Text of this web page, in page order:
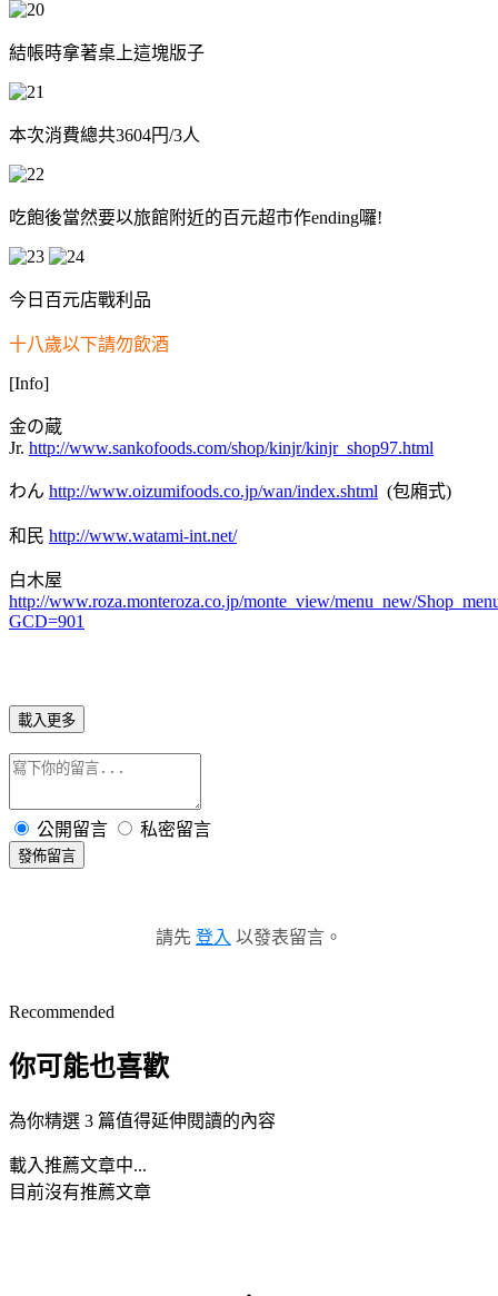
結帳時拿著桌上這塊版子
本次消費總共3604円/3人
吃飽後當然要以旅館附近的百元超市作ending囉!
今日百元店戰利品
十八歲以下請勿飲酒
[Info]
金の蔵
Jr. http://www.sankofoods.com/shop/kinjr/kinjr_shop97.html
わん http://www.oizumifoods.co.jp/wan/index.shtml (包廂式)
和民 http://www.watami-int.net/
白木屋
http://www.roza.monteroza.co.jp/monte_view/menu_new/
GCD=901
載入更多
公開留言 私密留言
發佈留言
請先 登入 以發表留言。
Recommended
你可能也喜歡
為你精選 3 篇值得延伸閱讀的內容
載入推薦文章中...
目前沒有推薦文章